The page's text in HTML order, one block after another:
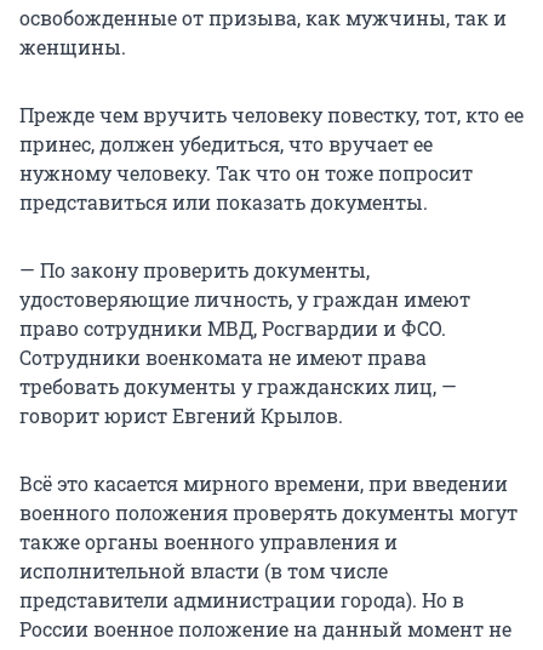
освобожденные от призыва, как мужчины, так и
женщины.
Прежде чем вручить человеку повестку, тот, кто ее
принес, должен убедиться, что вручает ее
нужному человеку. Так что он тоже попросит
представиться или показать документы.
— По закону проверить документы,
удостоверяющие личность, у граждан имеют
право сотрудники МВД, Росгвардии и ФСО.
Сотрудники военкомата не имеют права
требовать документы у гражданских лиц, —
говорит юрист Евгений Крылов.
Всё это касается мирного времени, при введении
военного положения проверять документы могут
также органы военного управления и
исполнительной власти (в том числе
представители администрации города). Но в
России военное положение на данный момент не